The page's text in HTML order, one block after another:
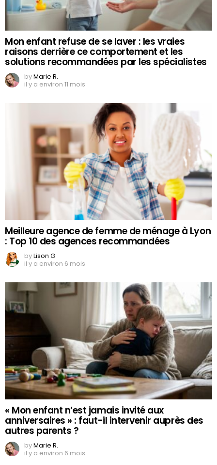
Mon enfant refuse de se laver : les vraies
raisons derrière ce comportement et les
solutions recommandées par les spécialistes
byMarie R.
il y a environ 11 mois
Meilleure agence de femme de ménage à Lyon
: Top 10 des agences recommandées
byLison G
il y a environ 6 mois
« Mon enfant n’est jamais invité aux
anniversaires » : faut-il intervenir auprès des
autres parents ?
byMarie R.
il y a environ 6 mois